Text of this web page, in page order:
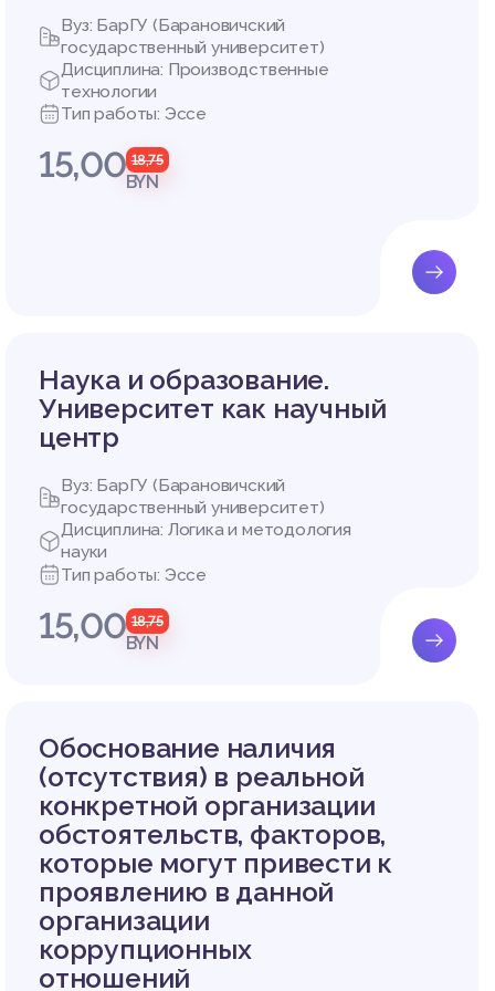
фина
неблаг
– ре
–
/ В. Г.
–
коопе
Вуз: БарГУ (Барановичский
государственный университет)
Дисциплина: Производственные
технологии
Тип работы: Эссе
15,00 18,75
BYN
Наука и образование.
Университет как научный
центр
Вуз: БарГУ (Барановичский
государственный университет)
Дисциплина: Логика и методология
науки
Тип работы: Эссе
15,00 18,75
BYN
Обоснование наличия
(отсутствия) в реальной
конкретной организации
обстоятельств, факторов,
которые могут привести к
проявлению в данной
организации
коррупционных
отношений